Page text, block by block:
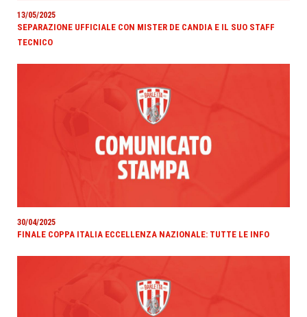
13/05/2025
SEPARAZIONE UFFICIALE CON MISTER DE CANDIA E IL SUO STAFF
TECNICO
30/04/2025
FINALE COPPA ITALIA ECCELLENZA NAZIONALE: TUTTE LE INFO